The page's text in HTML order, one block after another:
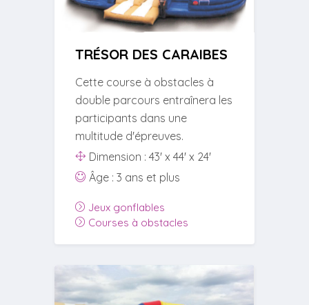
TRÉSOR DES CARAIBES
Cette course à obstacles à
double parcours entraînera les
participants dans une
multitude d'épreuves.
Dimension : 43' x 44' x 24'
Âge : 3 ans et plus
Jeux gonflables
Courses à obstacles